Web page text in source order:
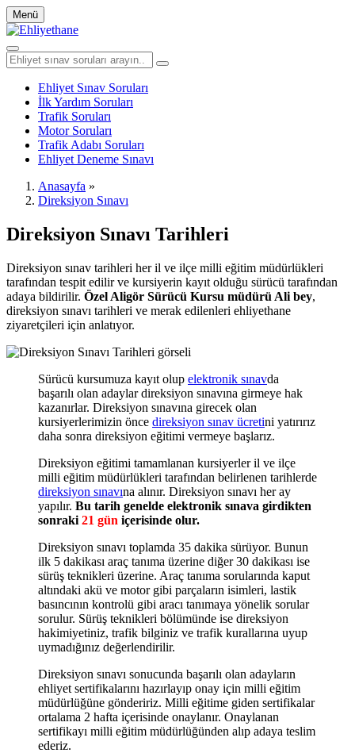
Menü
Ehliyet Sınav Soruları
İlk Yardım Soruları
Trafik Soruları
Motor Soruları
Trafik Adabı Soruları
Ehliyet Deneme Sınavı
Anasayfa »
Direksiyon Sınavı
Direksiyon Sınavı Tarihleri
Direksiyon sınav tarihleri her il ve ilçe milli eğitim müdürlükleri
tarafından tespit edilir ve kursiyerin kayıt olduğu sürücü tarafından
adaya bildirilir. Özel Aligör Sürücü Kursu müdürü Ali bey,
direksiyon sınavı tarihleri ve merak edilenleri ehliyethane
ziyaretçileri için anlatıyor.
Sürücü kursumuza kayıt olup elektronik sınavda
başarılı olan adaylar direksiyon sınavına girmeye hak
kazanırlar. Direksiyon sınavına girecek olan
kursiyerlerimizin önce direksiyon sınav ücretini yatırırız
daha sonra direksiyon eğitimi vermeye başlarız.
Direksiyon eğitimi tamamlanan kursiyerler il ve ilçe
milli eğitim müdürlükleri tarafından belirlenen tarihlerde
direksiyon sınavına alınır. Direksiyon sınavı her ay
yapılır. Bu tarih genelde elektronik sınava girdikten
sonraki 21 gün içerisinde olur.
Direksiyon sınavı toplamda 35 dakika sürüyor. Bunun
ilk 5 dakikası araç tanıma üzerine diğer 30 dakikası ise
sürüş teknikleri üzerine. Araç tanıma sorularında kaput
altındaki akü ve motor gibi parçaların isimleri, lastik
basıncının kontrolü gibi aracı tanımaya yönelik sorular
sorulur. Sürüş teknikleri bölümünde ise direksiyon
hakimiyetiniz, trafik bilginiz ve trafik kurallarına uyup
uymadığınız değerlendirilir.
Direksiyon sınavı sonucunda başarılı olan adayların
ehliyet sertifikalarını hazırlayıp onay için milli eğitim
müdürlüğüne göndeririz. Milli eğitime giden sertifikalar
ortalama 2 hafta içerisinde onaylanır. Onaylanan
sertifikayı milli eğitim müdürlüğünden alıp adaya teslim
ederiz.